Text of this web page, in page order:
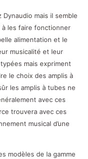
mais il semble
les faire fonctionner
alimentation et le
musicalité et leur
mais expriment
le choix des amplis à
les amplis à tubes ne
avec ces
trouvera avec ces
musical d’une
modèles de la gamme